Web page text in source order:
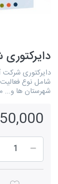
شامل نوع
شهرستان ها
650,000